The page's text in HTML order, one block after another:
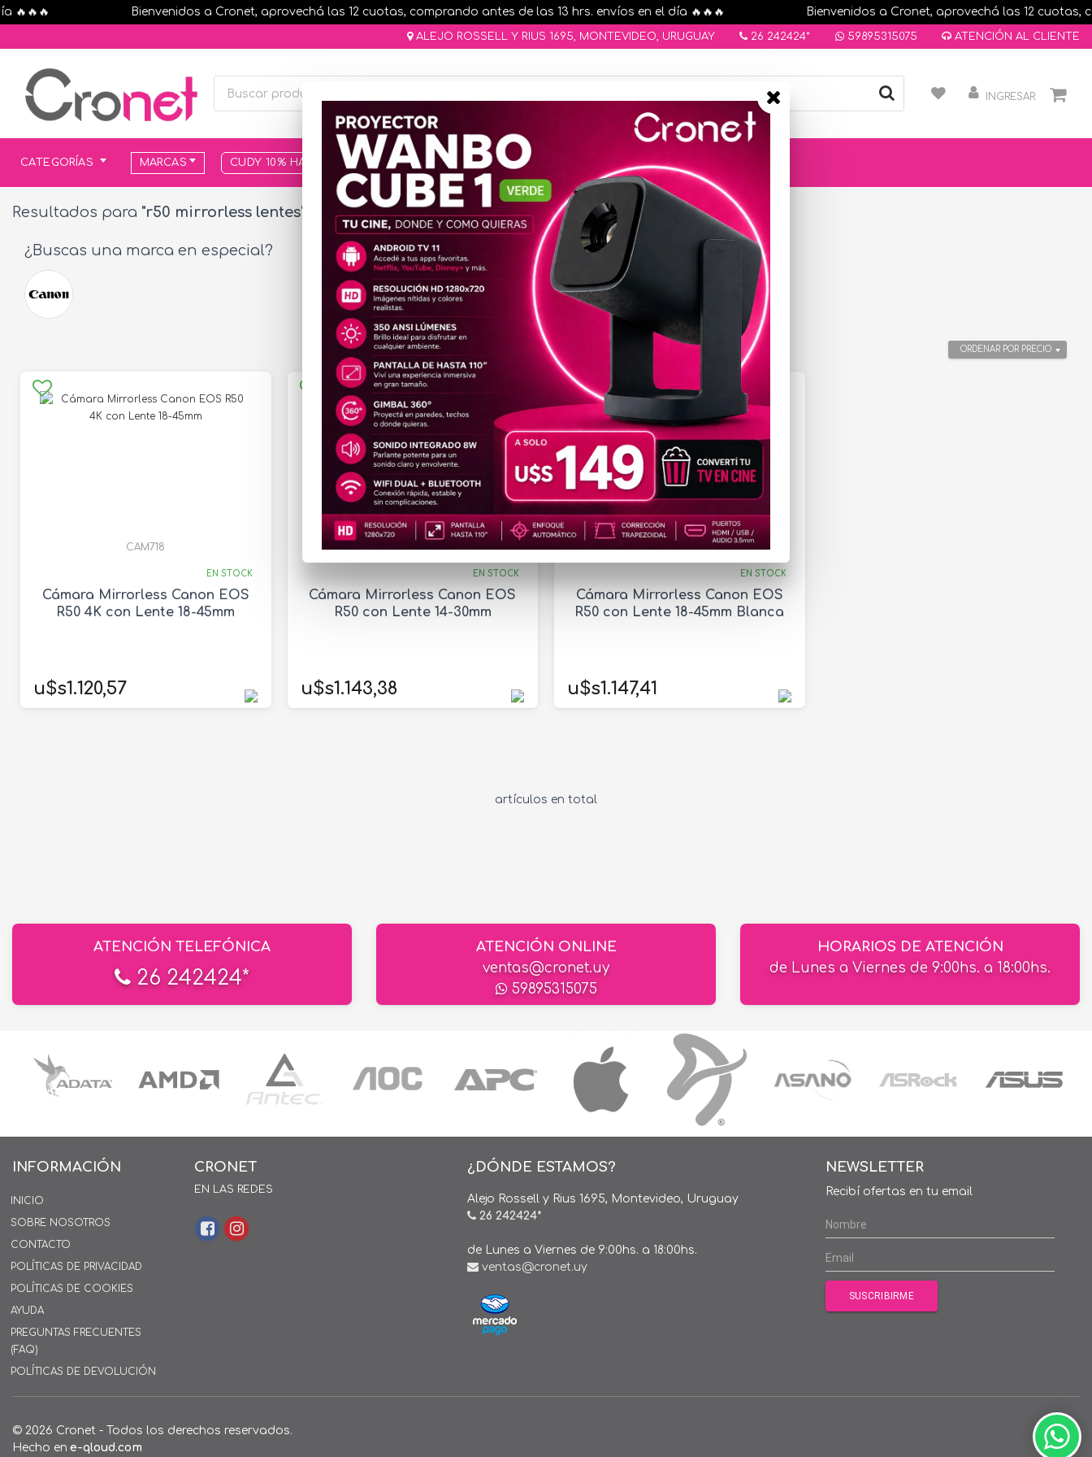
Bienvenidos a Cronet, aprovechá las 12 cuotas, comprando antes de las 13 hrs. envíos en el día 🔥🔥🔥 Bienvenidos a Cronet, aprovechá las 12 cuotas,
ALEJO ROSSELL Y RIUS 1695, MONTEVIDEO, URUGUAY 26 242424* 59895315075 ATENCIÓN AL CLIENTE
INGRESAR
CATEGORÍAS MARCAS CUDY 10% HASTA AGOTAR STOCK MOVILIDAD ELÉCTRICA 25% OFF
Resultados para "r50 mirrorless lentes"
¿Buscas una marca en especial?
ORDENAR POR PRECIO
CAM718
EN STOCK
Cámara Mirrorless Canon EOS
R50 4K con Lente 18-45mm
u$s1.120,57
CAM766
EN STOCK
Cámara Mirrorless Canon EOS
R50 con Lente 14-30mm
u$s1.143,38
CAM795
EN STOCK
Cámara Mirrorless Canon EOS
R50 con Lente 18-45mm Blanca
u$s1.147,41
artículos en total
ATENCIÓN TELEFÓNICA
26 242424*
ATENCIÓN ONLINE
ventas@cronet.uy
59895315075
HORARIOS DE ATENCIÓN
de Lunes a Viernes de 9:00hs. a 18:00hs.
INFORMACIÓN
INICIO
SOBRE NOSOTROS
CONTACTO
POLÍTICAS DE PRIVACIDAD
POLÍTICAS DE COOKIES
AYUDA
PREGUNTAS FRECUENTES
(FAQ)
POLÍTICAS DE DEVOLUCIÓN
CRONET
EN LAS REDES
¿DÓNDE ESTAMOS?
Alejo Rossell y Rius 1695, Montevideo, Uruguay
26 242424*
de Lunes a Viernes de 9:00hs. a 18:00hs.
ventas@cronet.uy
NEWSLETTER
Recibí ofertas en tu email
© 2026 Cronet - Todos los derechos reservados.
Hecho en e-qloud.com